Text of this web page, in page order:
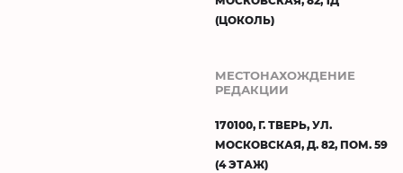
(ЦОКОЛЬ)
МЕСТОНАХОЖДЕНИЕ
РЕДАКЦИИ
170100, Г. ТВЕРЬ, УЛ.
МОСКОВСКАЯ, Д. 82, ПОМ. 59
(4 ЭТАЖ)